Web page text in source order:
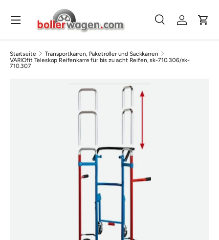
Direkt zum Inhalt
Suchen
SucheEinloggen
Menü
Startseite
Transportkarren, Paketroller und Sackkarren
VARIOfit Teleskop Reifenkarre für bis zu acht Reifen, sk-710.306/sk-
710.307